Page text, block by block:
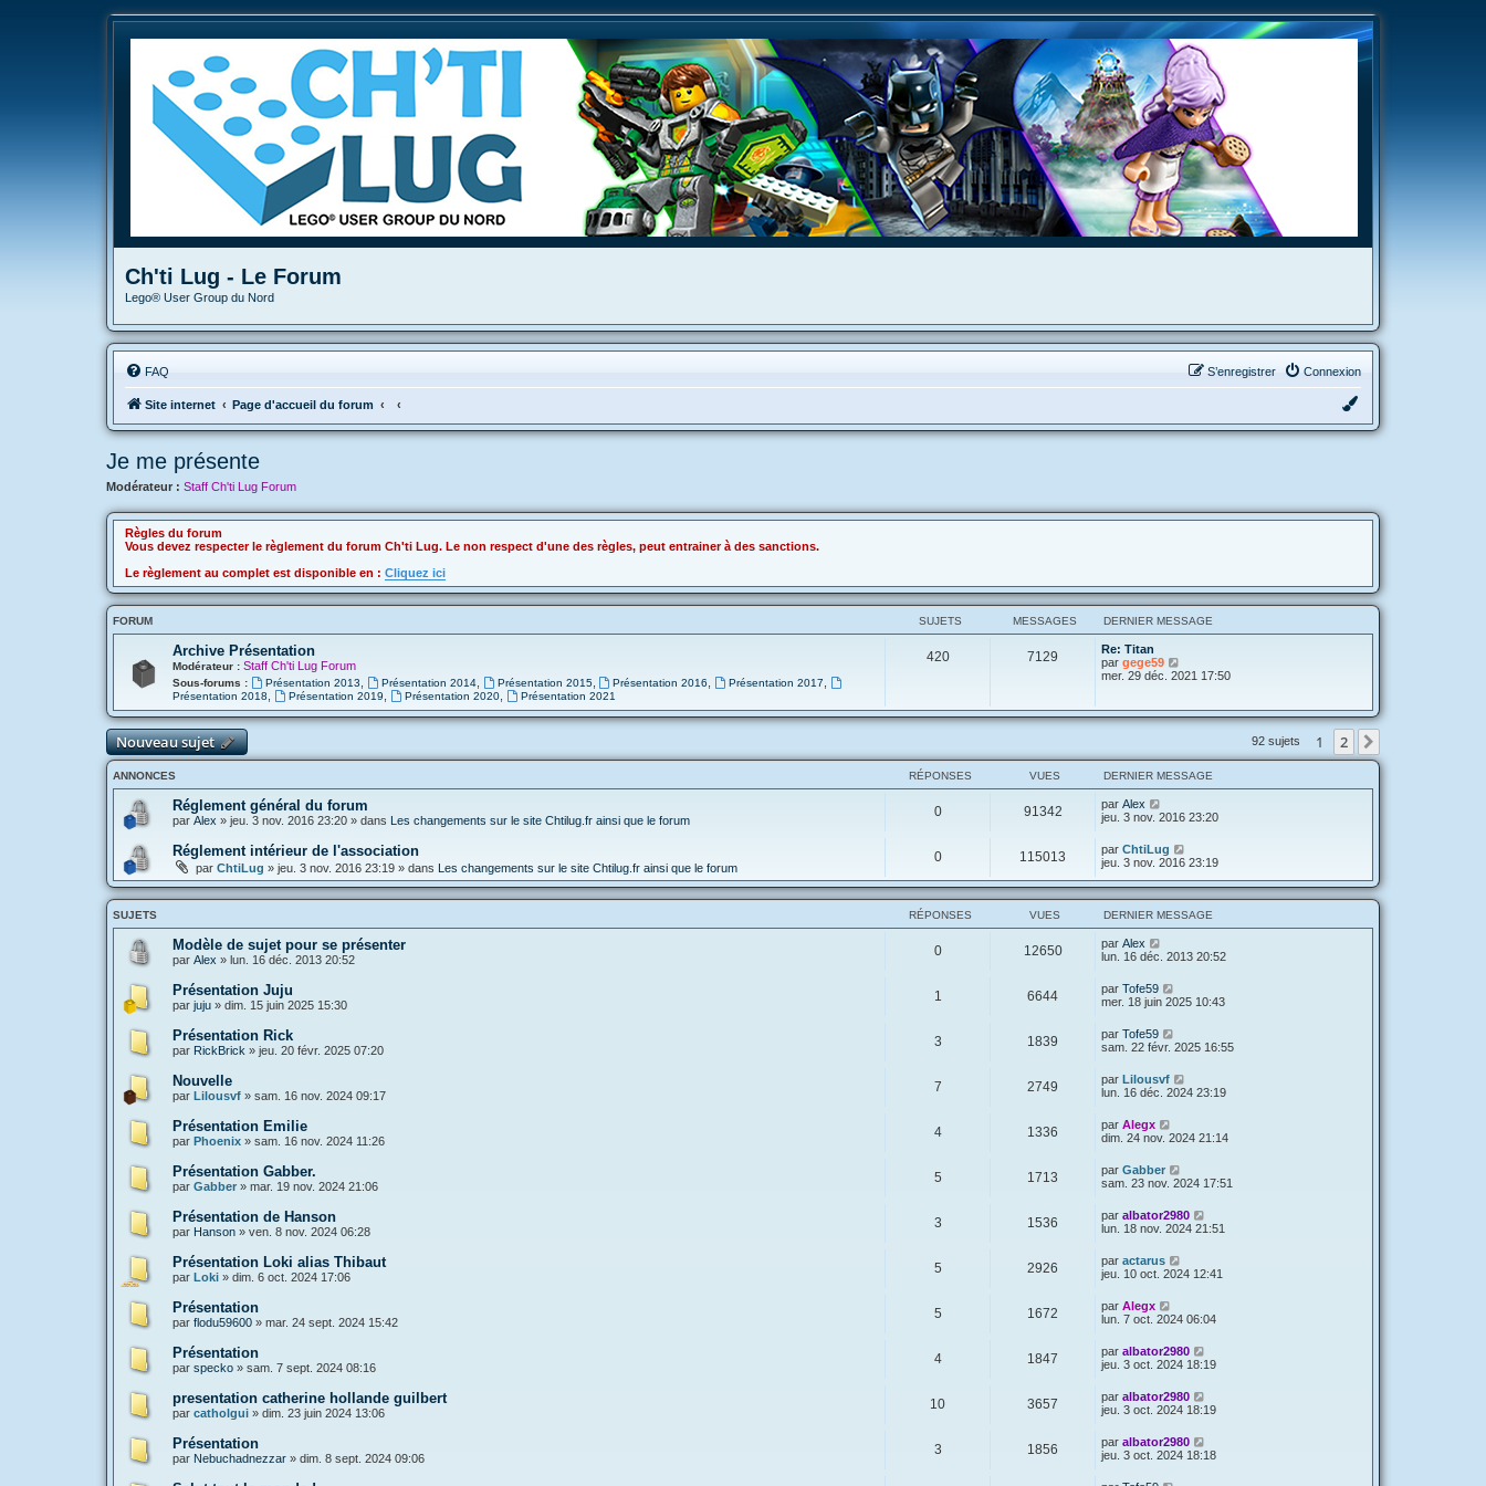
Ch'ti Lug - Le Forum
Lego® User Group du Nord
FAQ Connexion
S’enregistrer
Site internet Page d'accueil du forum
Je me présente
Modérateur : Staff Ch'ti Lug Forum
Règles du forum
Vous devez respecter le règlement du forum Ch'ti Lug. Le non respect d'une des règles, peut entrainer à des sanctions.
Le règlement au complet est disponible en : Cliquez ici
FORUM SUJETS MESSAGES DERNIER MESSAGE
Archive Présentation
Modérateur : Staff Ch'ti Lug Forum
Sous-forums : Présentation 2013 Présentation 2014, Présentation 2015 Présentation 2016 Présentation 2017
Présentation 2018 Présentation 2019 Présentation 2020, Présentation 2021
420 7129
Re: Titan
par gege59
o
l
e
e
n
i
r
e
s
a
g
e
mer. 29 déc. 2021 17:50
Nouveau sujet 92 sujets 1 2
ANNONCES RÉPONSES VUES DERNIER MESSAGE
Réglement général du forum
par Alex » jeu. 3 nov. 2016 23:20 » dans Les changements sur le site Chtilug.fr ainsi que le forum
0 91342 par Alex
jeu. 3 nov. 2016 23:20
Réglement intérieur de l'association
par ChtiLug » jeu. 3 nov. 2016 23:19 » dans Les changements sur le site Chtilug.fr ainsi que le forum
0 115013 par ChtiLug
jeu. 3 nov. 2016 23:19
SUJETS RÉPONSES VUES DERNIER MESSAGE
Modèle de sujet pour se présenter
par Alex » lun. 16 déc. 2013 20:52
0 12650 par Alex
lun. 16 déc. 2013 20:52
Présentation Juju
par juju » dim. 15 juin 2025 15:30
1 6644 par Tofe59
mer. 18 juin 2025 10:43
Présentation Rick
par RickBrick » jeu. 20 févr. 2025 07:20
3 1839 par Tofe59
sam. 22 févr. 2025 16:55
Nouvelle
par Lilousvf » sam. 16 nov. 2024 09:17
7 2749 par Lilousvf
lun. 16 déc. 2024 23:19
Présentation Emilie
par Phoenix » sam. 16 nov. 2024 11:26
4 1336 par Alegx
dim. 24 nov. 2024 21:14
Présentation Gabber.
par Gabber » mar. 19 nov. 2024 21:06
5 1713 par Gabber
sam. 23 nov. 2024 17:51
Présentation de Hanson
par Hanson » ven. 8 nov. 2024 06:28
3 1536 par albator2980
lun. 18 nov. 2024 21:51
Présentation Loki alias Thibaut
par Loki » dim. 6 oct. 2024 17:06
5 2926 par actarus
jeu. 10 oct. 2024 12:41
Présentation
par flodu59600 » mar. 24 sept. 2024 15:42
5 1672 par Alegx
lun. 7 oct. 2024 06:04
Présentation
par specko » sam. 7 sept. 2024 08:16
4 1847 par albator2980
jeu. 3 oct. 2024 18:19
presentation catherine hollande guilbert
par catholgui » dim. 23 juin 2024 13:06
10 3657 par albator2980
jeu. 3 oct. 2024 18:19
Présentation
par Nebuchadnezzar » dim. 8 sept. 2024 09:06
3 1856 par albator2980
jeu. 3 oct. 2024 18:18